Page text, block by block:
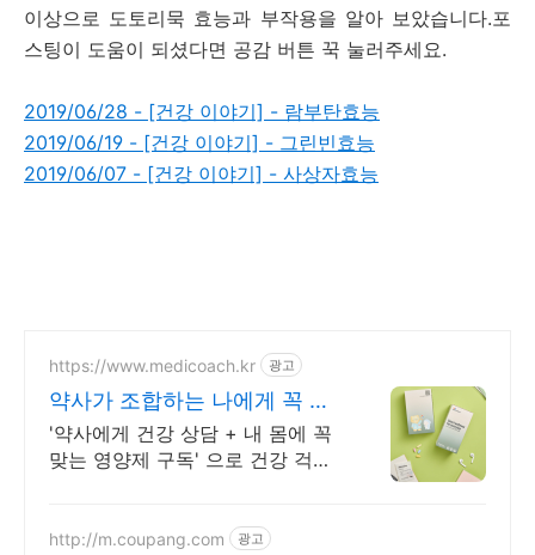
이상으로 도토리묵 효능과 부작용을 알아 보았습니다.포
스팅이 도움이 되셨다면 공감 버튼 꾹 눌러주세요.
2019/06/28 - [건강 이야기] - 람부탄효능
2019/06/19 - [건강 이야기] - 그린빈효능
2019/06/07 - [건강 이야기] - 사상자효능
https://www.medicoach.kr 광고
약사가 조합하는 나에게 꼭 맞
는 맞춤형 영양제.
'약사에게 건강 상담 + 내 몸에 꼭
맞는 영양제 구독' 으로 건강 걱정
http://m.coupang.com 광고